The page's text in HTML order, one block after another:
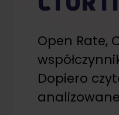
Open Rate,
Dopiero